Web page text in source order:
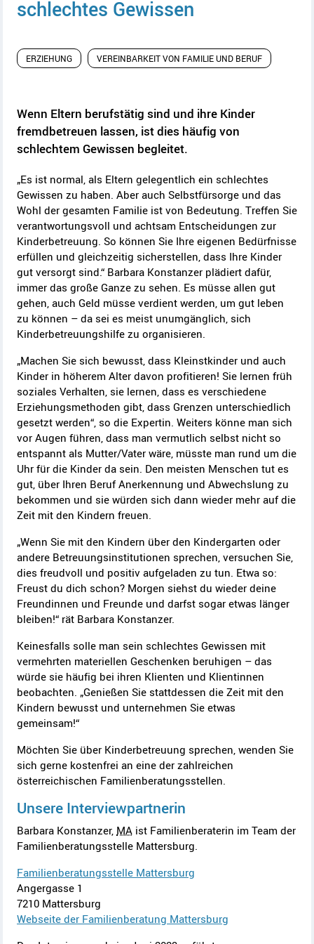
schlechtes Gewissen
ERZIEHUNG VEREINBARKEIT VON FAMILIE UND BERUF
Wenn Eltern berufstätig sind und ihre Kinder
fremdbetreuen lassen, ist dies häufig von
schlechtem Gewissen begleitet.
„Es ist normal, als Eltern gelegentlich ein schlechtes
Gewissen zu haben. Aber auch Selbstfürsorge und das
Wohl der gesamten Familie ist von Bedeutung. Treffen Sie
verantwortungsvoll und achtsam Entscheidungen zur
Kinderbetreuung. So können Sie Ihre eigenen Bedürfnisse
erfüllen und gleichzeitig sicherstellen, dass Ihre Kinder
gut versorgt sind.“ Barbara Konstanzer plädiert dafür,
immer das große Ganze zu sehen. Es müsse allen gut
gehen, auch Geld müsse verdient werden, um gut leben
zu können – da sei es meist unumgänglich, sich
Kinderbetreuungshilfe zu organisieren.
„Machen Sie sich bewusst, dass Kleinstkinder und auch
Kinder in höherem Alter davon profitieren! Sie lernen früh
soziales Verhalten, sie lernen, dass es verschiedene
Erziehungsmethoden gibt, dass Grenzen unterschiedlich
gesetzt werden“, so die Expertin. Weiters könne man sich
vor Augen führen, dass man vermutlich selbst nicht so
entspannt als Mutter/Vater wäre, müsste man rund um die
Uhr für die Kinder da sein. Den meisten Menschen tut es
gut, über Ihren Beruf Anerkennung und Abwechslung zu
bekommen und sie würden sich dann wieder mehr auf die
Zeit mit den Kindern freuen.
„Wenn Sie mit den Kindern über den Kindergarten oder
andere Betreuungsinstitutionen sprechen, versuchen Sie,
dies freudvoll und positiv aufgeladen zu tun. Etwa so:
Freust du dich schon? Morgen siehst du wieder deine
Freundinnen und Freunde und darfst sogar etwas länger
bleiben!“ rät Barbara Konstanzer.
Keinesfalls solle man sein schlechtes Gewissen mit
vermehrten materiellen Geschenken beruhigen – das
würde sie häufig bei ihren Klienten und Klientinnen
beobachten. „Genießen Sie stattdessen die Zeit mit den
Kindern bewusst und unternehmen Sie etwas
gemeinsam!“
Möchten Sie über Kinderbetreuung sprechen, wenden Sie
sich gerne kostenfrei an eine der zahlreichen
österreichischen Familienberatungsstellen.
Unsere Interviewpartnerin
Barbara Konstanzer, MA ist Familienberaterin im Team der
Familienberatungsstelle Mattersburg.
Familienberatungsstelle Mattersburg
Angergasse 1
7210 Mattersburg
Webseite der Familienberatung Mattersburg